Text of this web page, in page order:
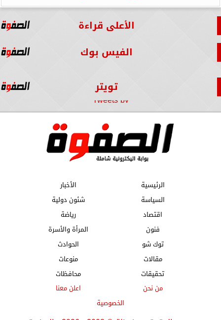
الأعلى قراءة
الفيس بوك
تويتر
Tweets by
الرئيسية
الأخبار
السياسة
شئون دولية
اقتصاد
رياضة
فنون
المرأة والأسرة
توك شو
الحوادث
مقالات
منوعات
تحقيقات
محافظات
من نحن
اعلن معنا
الخصوصية